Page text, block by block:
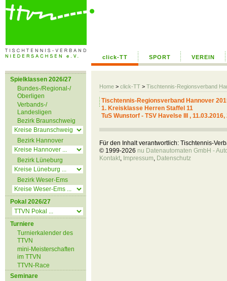
click-TT SPORT VEREIN
Home > click-TT > Tischtennis-Regionsverband
Spielklassen 2026/27
Bundes-/Regional-/
Oberligen
Verbands-/
Landesligen
Bezirk Braunschweig
Bezirk Hannover
Bezirk Lüneburg
Bezirk Weser-Ems
Pokal 2026/27
Turniere
Turnierkalender des
TTVN
mini-Meisterschaften
im TTVN
TTVN-Race
Seminare
Tischtennis-Regionsverband Hannover
1. Kreisklasse Herren Staffel 11
TuS Wunstorf - TSV Havelse III ,
Für den Inhalt verantwortlich: Tischtennis-
© 1999-2026 nu Datenautomaten GmbH -
Kontakt, Impressum, Datenschutz